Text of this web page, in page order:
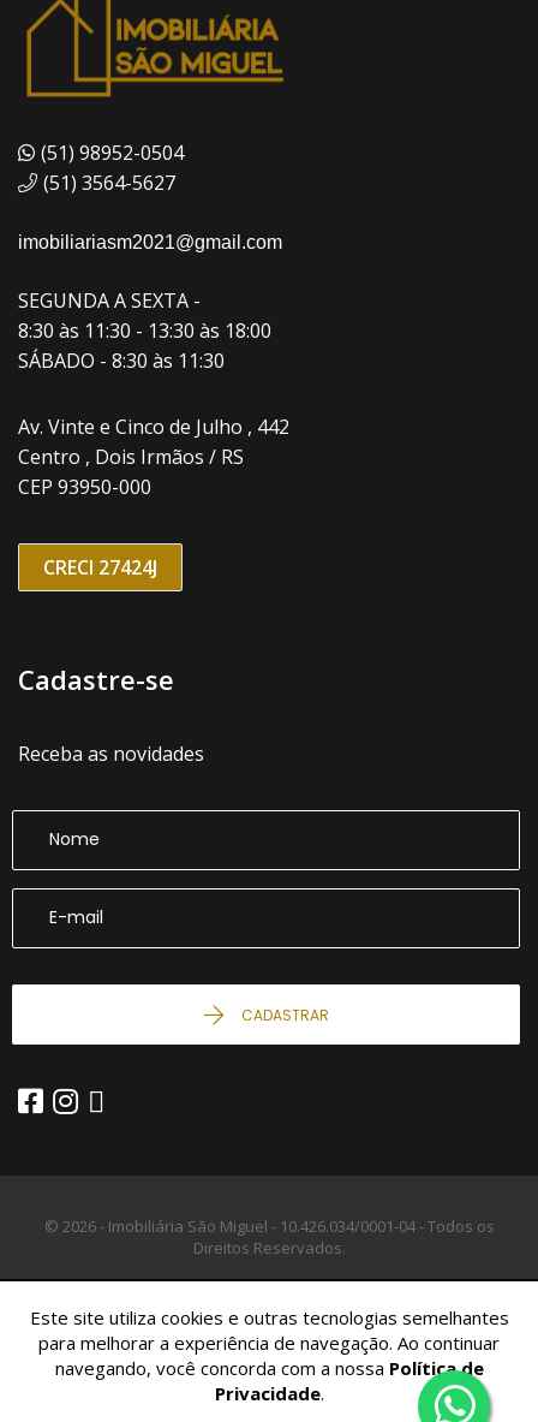
(51) 98952-0504
(51) 3564-5627
imobiliariasm2021@gmail.com
SEGUNDA A SEXTA -
8:30 às 11:30 - 13:30 às 18:00
SÁBADO - 8:30 às 11:30
Av. Vinte e Cinco de Julho , 442
Centro , Dois Irmãos / RS
CEP 93950-000
CRECI 27424J
Cadastre-se
Receba as novidades
CADASTRAR
© 2026 - Imobiliária São Miguel - 10.426.034/0001-04 -Todos os
Direitos Reservados.
Este site utiliza cookies e outras tecnologias semelhantes
para melhorar a experiência de navegação. Ao continuar
navegando, você concorda com a nossa Política de
Privacidade.